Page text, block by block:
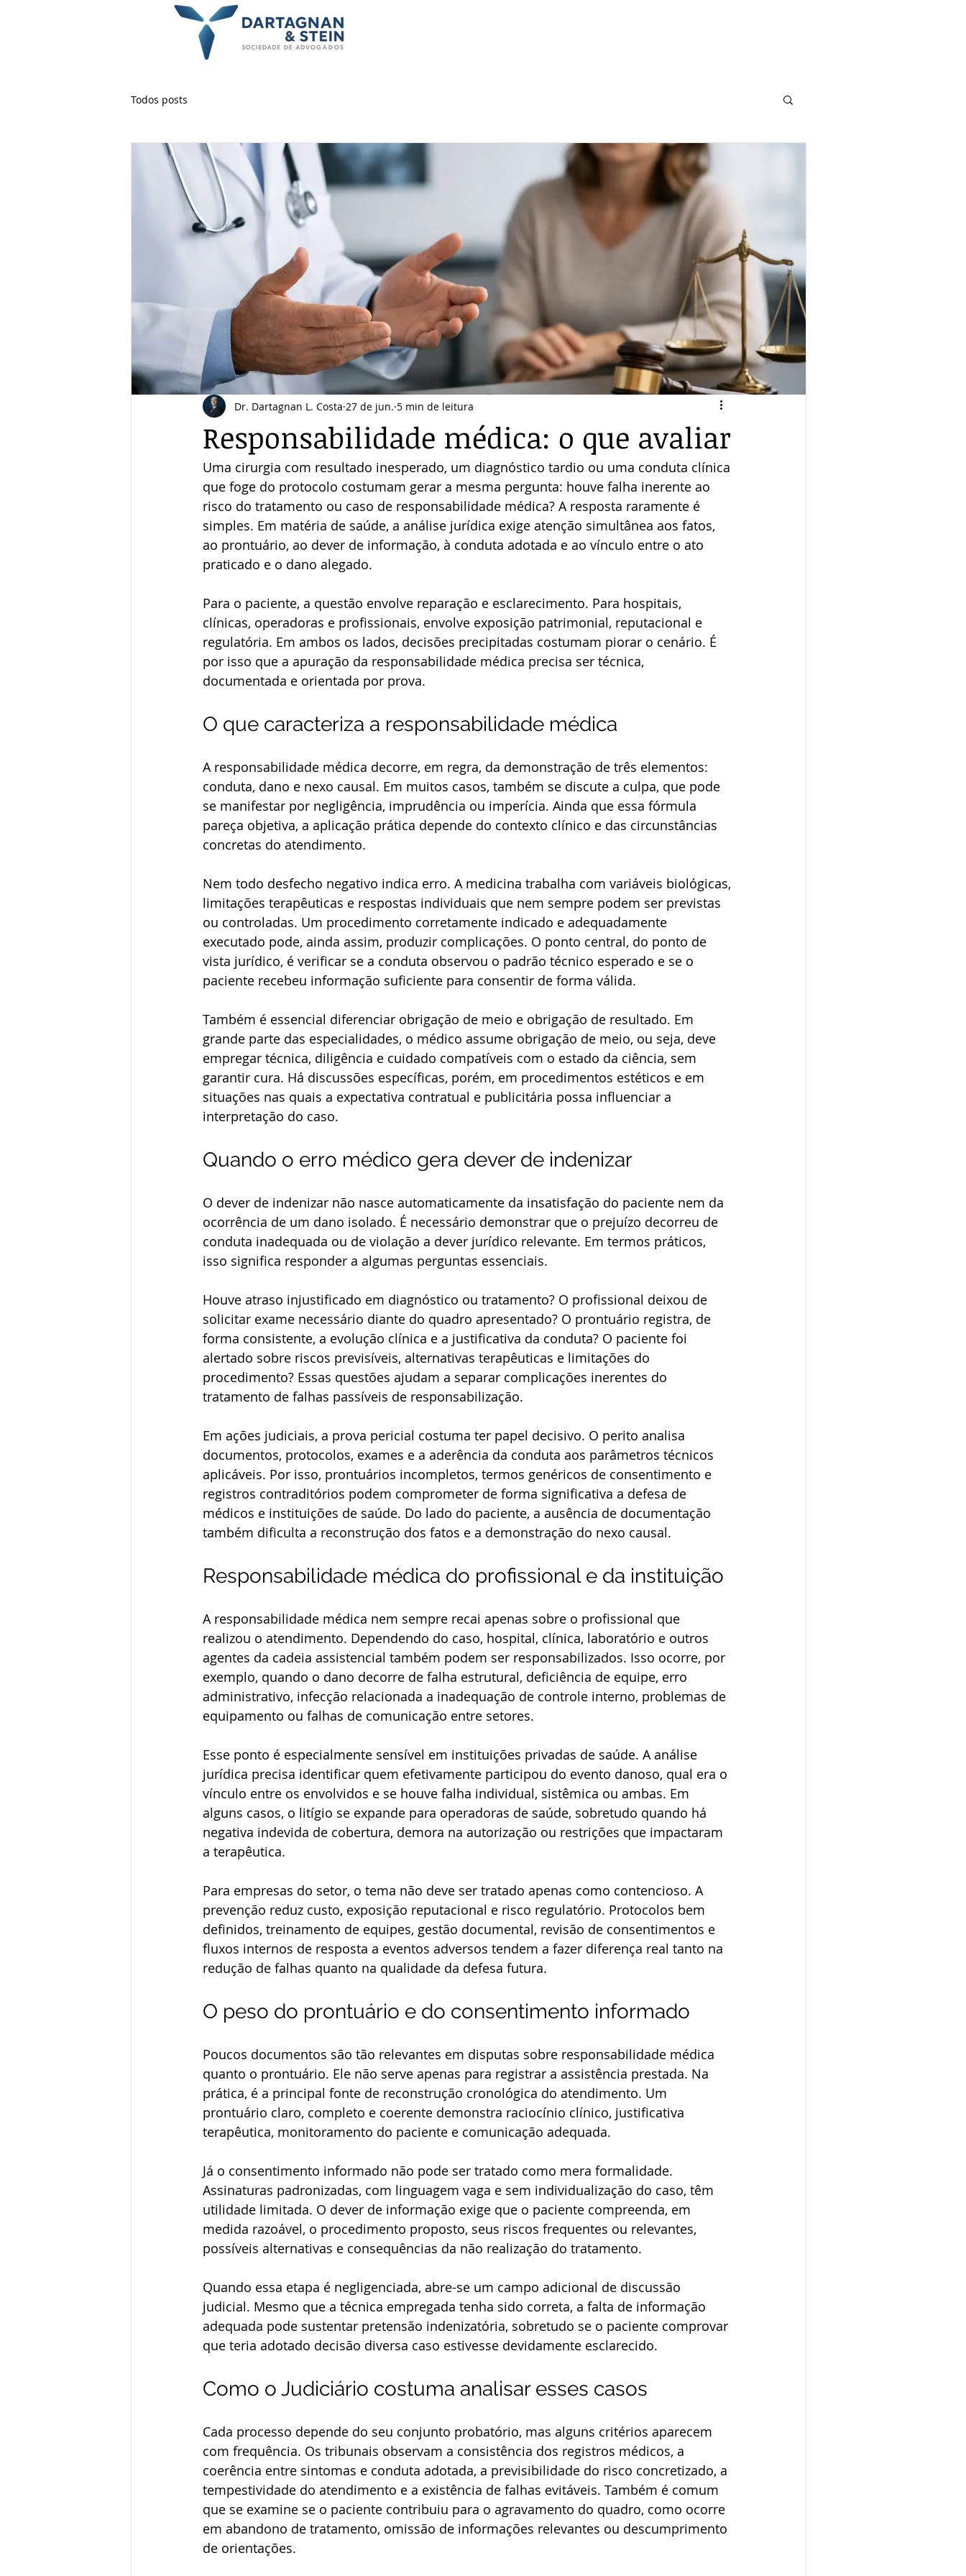
Todos posts
Responsabilidade médica: o que avaliar
Dr. Dartagnan L. Costa 27 de jun. 5 min de leitura
Uma cirurgia com resultado inesperado, um diagnóstico tardio ou uma conduta clínica
que foge do protocolo costumam gerar a mesma pergunta: houve falha inerente ao
risco do tratamento ou caso de responsabilidade médica? A resposta raramente é
simples. Em matéria de saúde, a análise jurídica exige atenção simultânea aos fatos,
ao prontuário, ao dever de informação, à conduta adotada e ao vínculo entre o ato
praticado e o dano alegado.
Para o paciente, a questão envolve reparação e esclarecimento. Para hospitais,
clínicas, operadoras e profissionais, envolve exposição patrimonial, reputacional e
regulatória. Em ambos os lados, decisões precipitadas costumam piorar o cenário. É
por isso que a apuração da responsabilidade médica precisa ser técnica,
documentada e orientada por prova.
O que caracteriza a responsabilidade médica
A responsabilidade médica decorre, em regra, da demonstração de três elementos:
conduta, dano e nexo causal. Em muitos casos, também se discute a culpa, que pode
se manifestar por negligência, imprudência ou imperícia. Ainda que essa fórmula
pareça objetiva, a aplicação prática depende do contexto clínico e das circunstâncias
concretas do atendimento.
Nem todo desfecho negativo indica erro. A medicina trabalha com variáveis biológicas,
limitações terapêuticas e respostas individuais que nem sempre podem ser previstas
ou controladas. Um procedimento corretamente indicado e adequadamente
executado pode, ainda assim, produzir complicações. O ponto central, do ponto de
vista jurídico, é verificar se a conduta observou o padrão técnico esperado e se o
paciente recebeu informação suficiente para consentir de forma válida.
Também é essencial diferenciar obrigação de meio e obrigação de resultado. Em
grande parte das especialidades, o médico assume obrigação de meio, ou seja, deve
empregar técnica, diligência e cuidado compatíveis com o estado da ciência, sem
garantir cura. Há discussões específicas, porém, em procedimentos estéticos e em
situações nas quais a expectativa contratual e publicitária possa influenciar a
interpretação do caso.
Quando o erro médico gera dever de indenizar
O dever de indenizar não nasce automaticamente da insatisfação do paciente nem da
ocorrência de um dano isolado. É necessário demonstrar que o prejuízo decorreu de
conduta inadequada ou de violação a dever jurídico relevante. Em termos práticos,
isso significa responder a algumas perguntas essenciais.
Houve atraso injustificado em diagnóstico ou tratamento? O profissional deixou de
solicitar exame necessário diante do quadro apresentado? O prontuário registra, de
forma consistente, a evolução clínica e a justificativa da conduta? O paciente foi
alertado sobre riscos previsíveis, alternativas terapêuticas e limitações do
procedimento? Essas questões ajudam a separar complicações inerentes do
tratamento de falhas passíveis de responsabilização.
Em ações judiciais, a prova pericial costuma ter papel decisivo. O perito analisa
documentos, protocolos, exames e a aderência da conduta aos parâmetros técnicos
aplicáveis. Por isso, prontuários incompletos, termos genéricos de consentimento e
registros contraditórios podem comprometer de forma significativa a defesa de
médicos e instituições de saúde. Do lado do paciente, a ausência de documentação
também dificulta a reconstrução dos fatos e a demonstração do nexo causal.
Responsabilidade médica do profissional e da instituição
A responsabilidade médica nem sempre recai apenas sobre o profissional que
realizou o atendimento. Dependendo do caso, hospital, clínica, laboratório e outros
agentes da cadeia assistencial também podem ser responsabilizados. Isso ocorre, por
exemplo, quando o dano decorre de falha estrutural, deficiência de equipe, erro
administrativo, infecção relacionada a inadequação de controle interno, problemas de
equipamento ou falhas de comunicação entre setores.
Esse ponto é especialmente sensível em instituições privadas de saúde. A análise
jurídica precisa identificar quem efetivamente participou do evento danoso, qual era o
vínculo entre os envolvidos e se houve falha individual, sistêmica ou ambas. Em
alguns casos, o litígio se expande para operadoras de saúde, sobretudo quando há
negativa indevida de cobertura, demora na autorização ou restrições que impactaram
a terapêutica.
Para empresas do setor, o tema não deve ser tratado apenas como contencioso. A
prevenção reduz custo, exposição reputacional e risco regulatório. Protocolos bem
definidos, treinamento de equipes, gestão documental, revisão de consentimentos e
fluxos internos de resposta a eventos adversos tendem a fazer diferença real tanto na
redução de falhas quanto na qualidade da defesa futura.
O peso do prontuário e do consentimento informado
Poucos documentos são tão relevantes em disputas sobre responsabilidade médica
quanto o prontuário. Ele não serve apenas para registrar a assistência prestada. Na
prática, é a principal fonte de reconstrução cronológica do atendimento. Um
prontuário claro, completo e coerente demonstra raciocínio clínico, justificativa
terapêutica, monitoramento do paciente e comunicação adequada.
Já o consentimento informado não pode ser tratado como mera formalidade.
Assinaturas padronizadas, com linguagem vaga e sem individualização do caso, têm
utilidade limitada. O dever de informação exige que o paciente compreenda, em
medida razoável, o procedimento proposto, seus riscos frequentes ou relevantes,
possíveis alternativas e consequências da não realização do tratamento.
Quando essa etapa é negligenciada, abre-se um campo adicional de discussão
judicial. Mesmo que a técnica empregada tenha sido correta, a falta de informação
adequada pode sustentar pretensão indenizatória, sobretudo se o paciente comprovar
que teria adotado decisão diversa caso estivesse devidamente esclarecido.
Como o Judiciário costuma analisar esses casos
Cada processo depende do seu conjunto probatório, mas alguns critérios aparecem
com frequência. Os tribunais observam a consistência dos registros médicos, a
coerência entre sintomas e conduta adotada, a previsibilidade do risco concretizado, a
tempestividade do atendimento e a existência de falhas evitáveis. Também é comum
que se examine se o paciente contribuiu para o agravamento do quadro, como ocorre
em abandono de tratamento, omissão de informações relevantes ou descumprimento
de orientações.